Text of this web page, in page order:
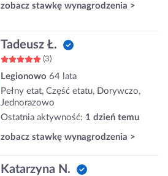
zobacz stawkę wynagrodzenia >
Tadeusz Ł.
(3)
Legionowo 64 lata
Pełny etat, Część etatu, Dorywczo,
Jednorazowo
Ostatnia aktywność: 1 dzień temu
zobacz stawkę wynagrodzenia >
Katarzyna N.